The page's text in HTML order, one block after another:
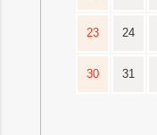
23 24
30 31